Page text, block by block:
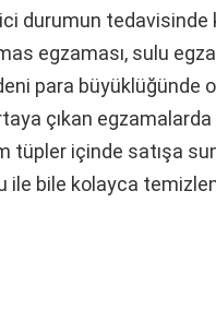
durumun tedavisinde
egzaması, sulu
para büyüklüğünde
çıkan
tüpler içinde satışa
ile bile kolayca